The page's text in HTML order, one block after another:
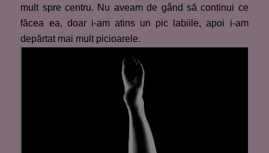
mult spre centru. Nu aveam de gând să continui ce
făcea ea, doar i-am atins un pic labiile, apoi i-am
depărtat mai mult picioarele.